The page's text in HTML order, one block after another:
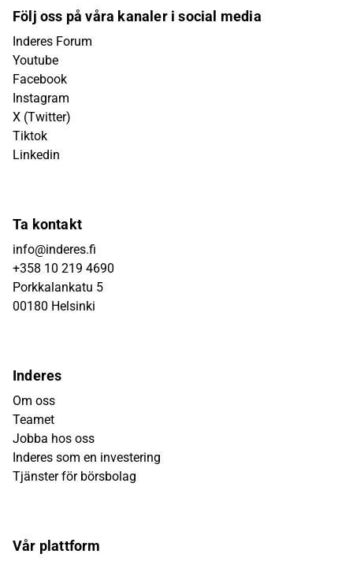
Följ oss på våra kanaler i social media
Inderes Forum
Youtube
Facebook
Instagram
X (Twitter)
Tiktok
Linkedin
Ta kontakt
info@inderes.fi
+358 10 219 4690
Porkkalankatu 5
00180 Helsinki
Inderes
Om oss
Teamet
Jobba hos oss
Inderes som en investering
Tjänster för börsbolag
Vår plattform